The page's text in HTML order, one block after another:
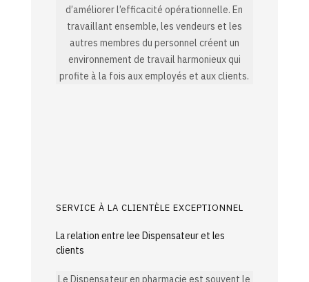
d’améliorer l’efficacité opérationnelle. En
travaillant ensemble, les vendeurs et les
autres membres du personnel créent un
environnement de travail harmonieux qui
profite à la fois aux employés et aux clients.
SERVICE À LA CLIENTÈLE EXCEPTIONNEL
La relation entre lee Dispensateur et les
clients
Le Dispensateur en pharmacie est souvent le